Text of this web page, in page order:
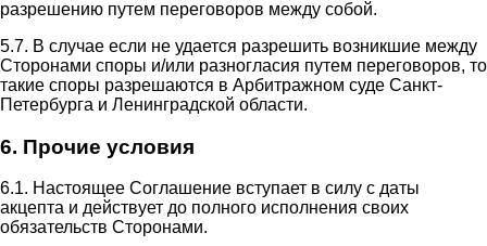
разрешению путем переговоров между собой.
5.7. В случае если не удается разрешить возникшие между
Сторонами споры и/или разногласия путем переговоров, то
такие споры разрешаются в Арбитражном суде Санкт-
Петербурга и Ленинградской области.
6. Прочие условия
6.1. Настоящее Соглашение вступает в силу с даты
акцепта и действует до полного исполнения своих
обязательств Сторонами.